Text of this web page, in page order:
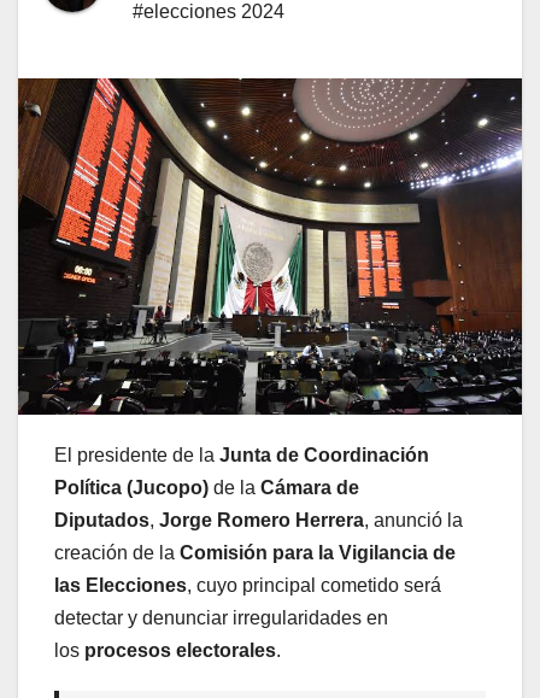
#elecciones 2024
El presidente de la Junta de Coordinación
Política (Jucopo) de la Cámara de
Diputados, Jorge Romero Herrera, anunció la
creación de la Comisión para la Vigilancia de
las Elecciones, cuyo principal cometido será
detectar y denunciar irregularidades en
los procesos electorales.